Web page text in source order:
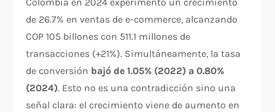
de 26.7% en ventas de e-commerce, alcanzando
COP 105 billones con 511.1 millones de
transacciones (+21%). Simultáneamente, la tasa
de conversión bajó de 1.05% (2022) a 0.80%
(2024). Esto no es una contradicción sino una
señal clara: el crecimiento viene de aumento en